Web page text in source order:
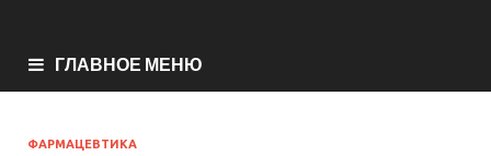
ГЛАВНОЕ МЕНЮ
ФАРМАЦЕВТИКА